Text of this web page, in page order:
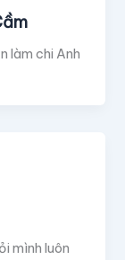
làm chi Anh
mình luôn